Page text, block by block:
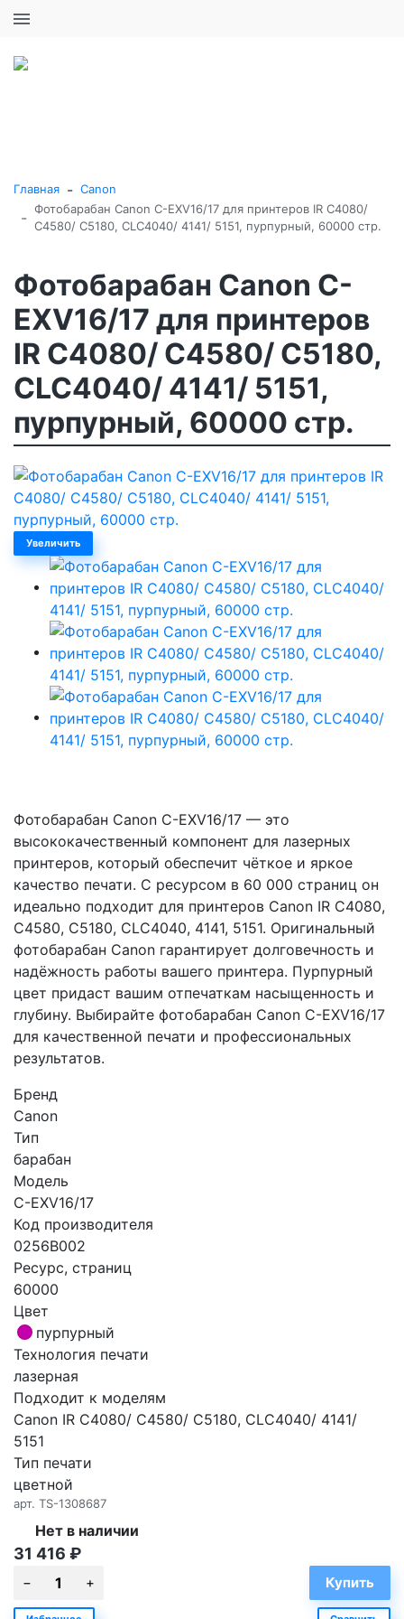
Главная - Canon
- Фотобарабан Canon C-EXV16/17 для принтеров IR C4080/
C4580/ C5180, CLC4040/ 4141/ 5151, пурпурный, 60000 стр.
Фотобарабан Canon C-
EXV16/17 для принтеров
IR C4080/ C4580/ C5180,
CLC4040/ 4141/ 5151,
пурпурный, 60000 стр.
Увеличить
Фотобарабан Canon C-EXV16/17 — это
высококачественный компонент для лазерных
принтеров, который обеспечит чёткое и яркое
качество печати. С ресурсом в 60 000 страниц он
идеально подходит для принтеров Canon IR C4080,
C4580, C5180, CLC4040, 4141, 5151. Оригинальный
фотобарабан Canon гарантирует долговечность и
надёжность работы вашего принтера. Пурпурный
цвет придаст вашим отпечаткам насыщенность и
глубину. Выбирайте фотобарабан Canon C-EXV16/17
для качественной печати и профессиональных
результатов.
Бренд
Canon
Тип
барабан
Модель
C-EXV16/17
Код производителя
0256B002
Ресурс, страниц
60000
Цвет
пурпурный
Технология печати
лазерная
Подходит к моделям
Canon IR C4080/ C4580/ C5180, CLC4040/ 4141/
5151
Тип печати
цветной
арт. TS-1308687
Нет в наличии
31 416 ₽